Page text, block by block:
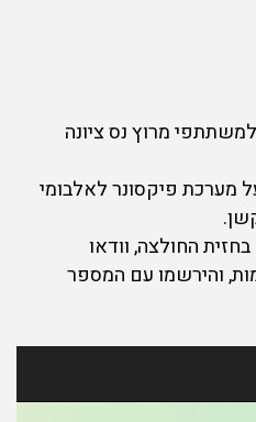
מרוץ נס ציונה
מערכת פיקסונר לאלבומי
החולצה, וודאו
והירשמו עם המספר